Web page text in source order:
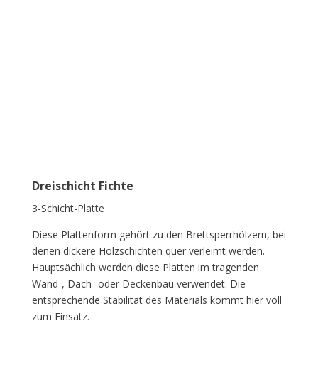
Dreischicht Fichte
3-Schicht-Platte
Diese Plattenform gehört zu den Brettsperrhölzern, bei
denen dickere Holzschichten quer verleimt werden.
Hauptsächlich werden diese Platten im tragenden
Wand-, Dach- oder Deckenbau verwendet. Die
entsprechende Stabilität des Materials kommt hier voll
zum Einsatz.